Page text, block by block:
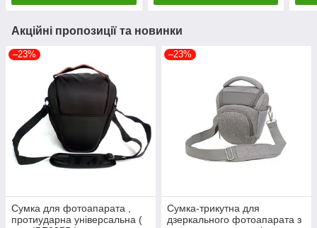
Акційні пропозиції та новинки
–23%
Сумка для фотоапарата ,
протиударна універсальна (
–23%
Сумка-трикутна для
дзеркального фотоапарата з